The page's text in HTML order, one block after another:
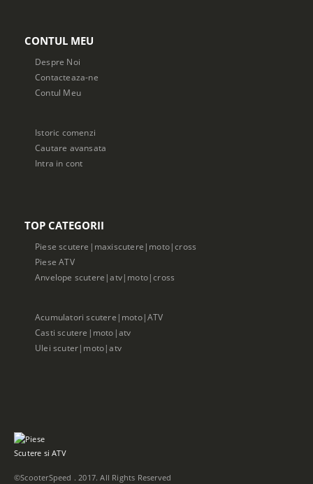
CONTUL MEU
Despre Noi
Contacteaza-ne
Contul Meu
Istoric comenzi
Cautare avansata
Intra in cont
TOP CATEGORII
Piese scutere|maxiscutere|moto|cross
Piese ATV
Anvelope scutere|atv|moto|cross
Acumulatori scutere|moto|ATV
Casti scutere|moto|atv
Ulei scuter|moto|atv
©ScooterSpeed . 2017. All Rights Reserved